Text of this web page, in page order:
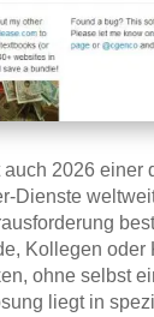
2026 einer
Dienste
Kollegen oder
ohne selbst
liegt in